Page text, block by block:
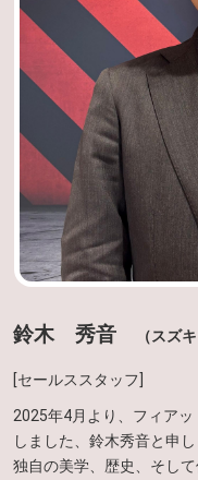
鈴木 秀音 （スズ
[セールススタッフ]
2025年4月より、フィア
しました、鈴木秀音と申
独自の美学、歴史、そし